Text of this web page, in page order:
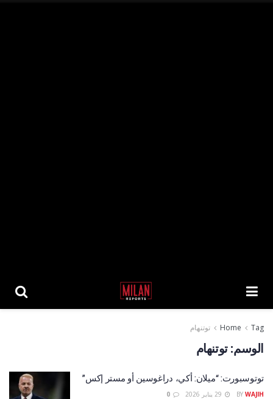
Home Tag توتنهام
الوسم:توتنهام
توتوسبورت: “ميلان: أكي، دراغوسين أو مستر إكس”
BY WAJIH